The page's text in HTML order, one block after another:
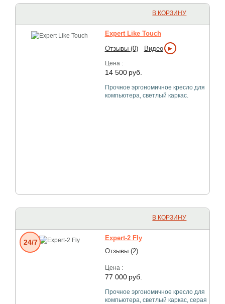
В КОРЗИНУ
Expert Like Touch
Отзывы (0)
Видео ►
Цена :
14 500 руб.
Прочное эргономичное кресло для
компьютера, светлый каркас.
В КОРЗИНУ
Expert-2 Fly
Отзывы (2)
Цена :
77 000 руб.
Прочное эргономичное кресло для
компьютера, светлый каркас, серая
24/7